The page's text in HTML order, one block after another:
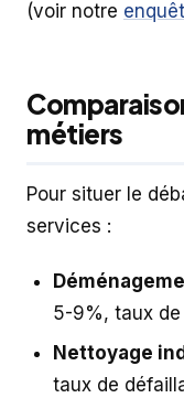
(voir notre
métiers
Pour situer le
services :
5-9%, taux
Nettoyage
taux de